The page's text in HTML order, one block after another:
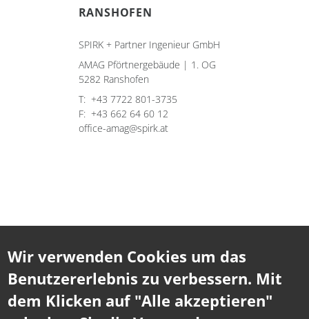
RANSHOFEN
SPIRK + Partner Ingenieur GmbH
AMAG Pförtnergebäude | 1. OG
5282 Ranshofen
T: +43 7722 801-3735
F: +43 662 64 60 12
office-amag@spirk.at
Wir verwenden Cookies um das
Benutzererlebnis zu verbessern. Mit
dem Klicken auf "Alle akzeptieren"